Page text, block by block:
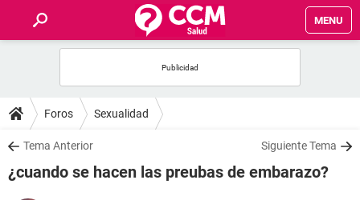
MENU
FORUMS
SALUD
FAMILIA
Foros Sexualidad
Tema Anterior Siguiente Tema
¿cuando se hacen las preubas de embarazo?